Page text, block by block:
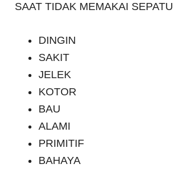
SAAT TIDAK MEMAKAI SEPATU
DINGIN
SAKIT
JELEK
KOTOR
BAU
ALAMI
PRIMITIF
BAHAYA